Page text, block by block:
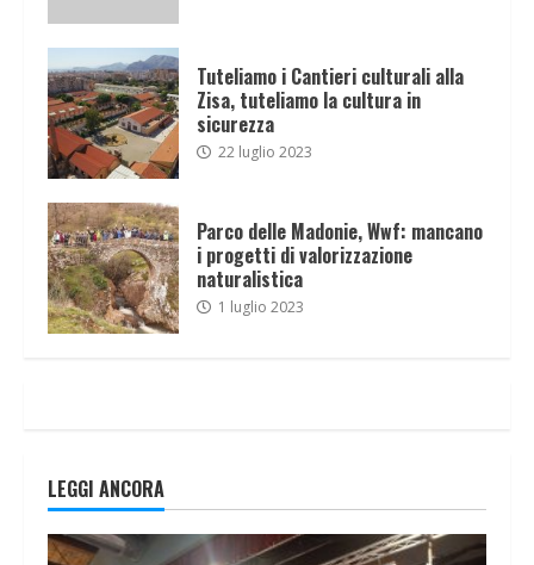
Tuteliamo i Cantieri culturali alla
Zisa, tuteliamo la cultura in
sicurezza
22 luglio 2023
Parco delle Madonie, Wwf: mancano
i progetti di valorizzazione
naturalistica
1 luglio 2023
LEGGI ANCORA